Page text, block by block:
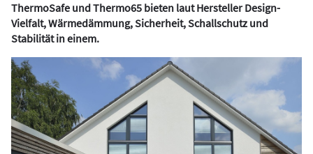
ThermoSafe und Thermo65 bieten laut Hersteller Design-
Vielfalt, Wärmedämmung, Sicherheit, Schallschutz und
Stabilität in einem.